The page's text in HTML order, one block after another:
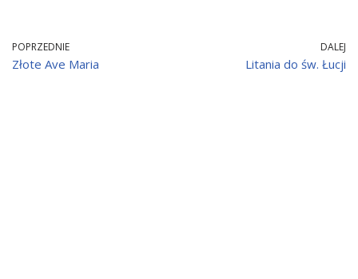
POPRZEDNIE
Złote Ave Maria
DALEJ
Litania do św. Łucji